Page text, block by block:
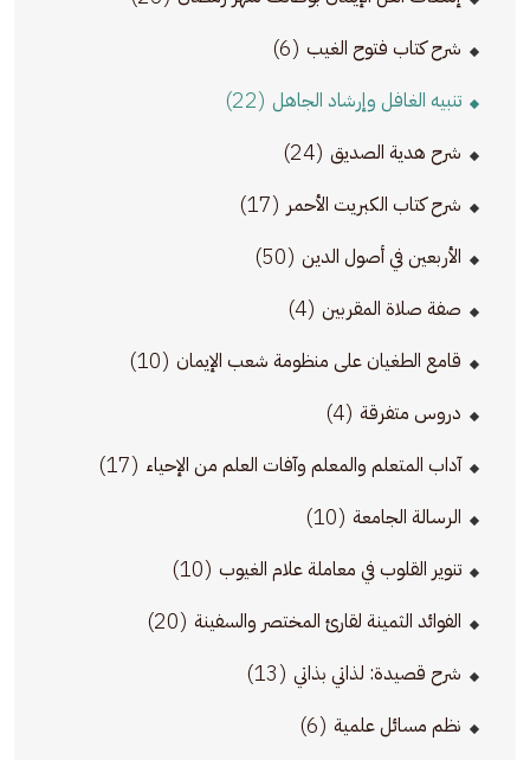
شرح كتاب فتوح الغيب (6)
تنبيه الغافل وإرشاد الجاهل (22)
شرح هدية الصديق (24)
شرح كتاب الكبريت الأحمر (17)
الأربعين في أصول الدين (50)
صفة صلاة المقربين (4)
قامع الطغيان على منظومة شعب الإيمان (10)
دروس متفرقة (4)
آداب المتعلم والمعلم وآفات العلم من الإحياء (17)
الرسالة الجامعة (10)
تنوير القلوب في معاملة علام الغيوب (10)
الفوائد الثمينة لقارئ المختصر والسفينة (20)
شرح قصيدة: لذاتي بذاتي (13)
نظم مسائل علمية (6)